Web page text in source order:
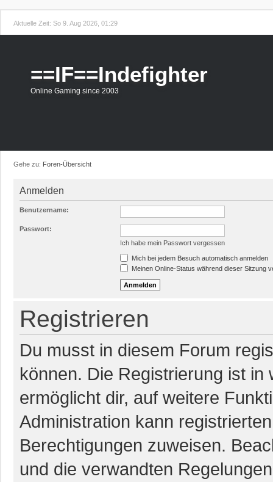
Aktuelle Zeit: So 9. Aug 2026, 01:29
==IF==Indefighter
Online Gaming since 2003
Gehe zu: Foren-Übersicht
Anmelden
Benutzername:
Passwort:
Ich habe mein Passwort vergessen
Mich bei jedem Besuch automatisch anmelden
Meinen Online-Status während dieser Sitzung
Registrieren
Du musst in diesem Forum
können. Die Registrierung ist in
ermöglicht dir, auf weitere
Administration kann
Berechtigungen zuweisen.
und die verwandten